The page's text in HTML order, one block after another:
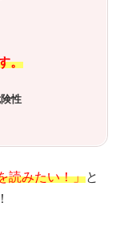
。
性
読みたい！」と